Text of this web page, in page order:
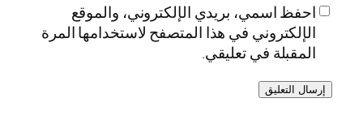
احفظ اسمي، بريدي الإلكتروني، والموقع
الإلكتروني في هذا المتصفح لاستخدامها المرة
المقبلة في تعليقي.